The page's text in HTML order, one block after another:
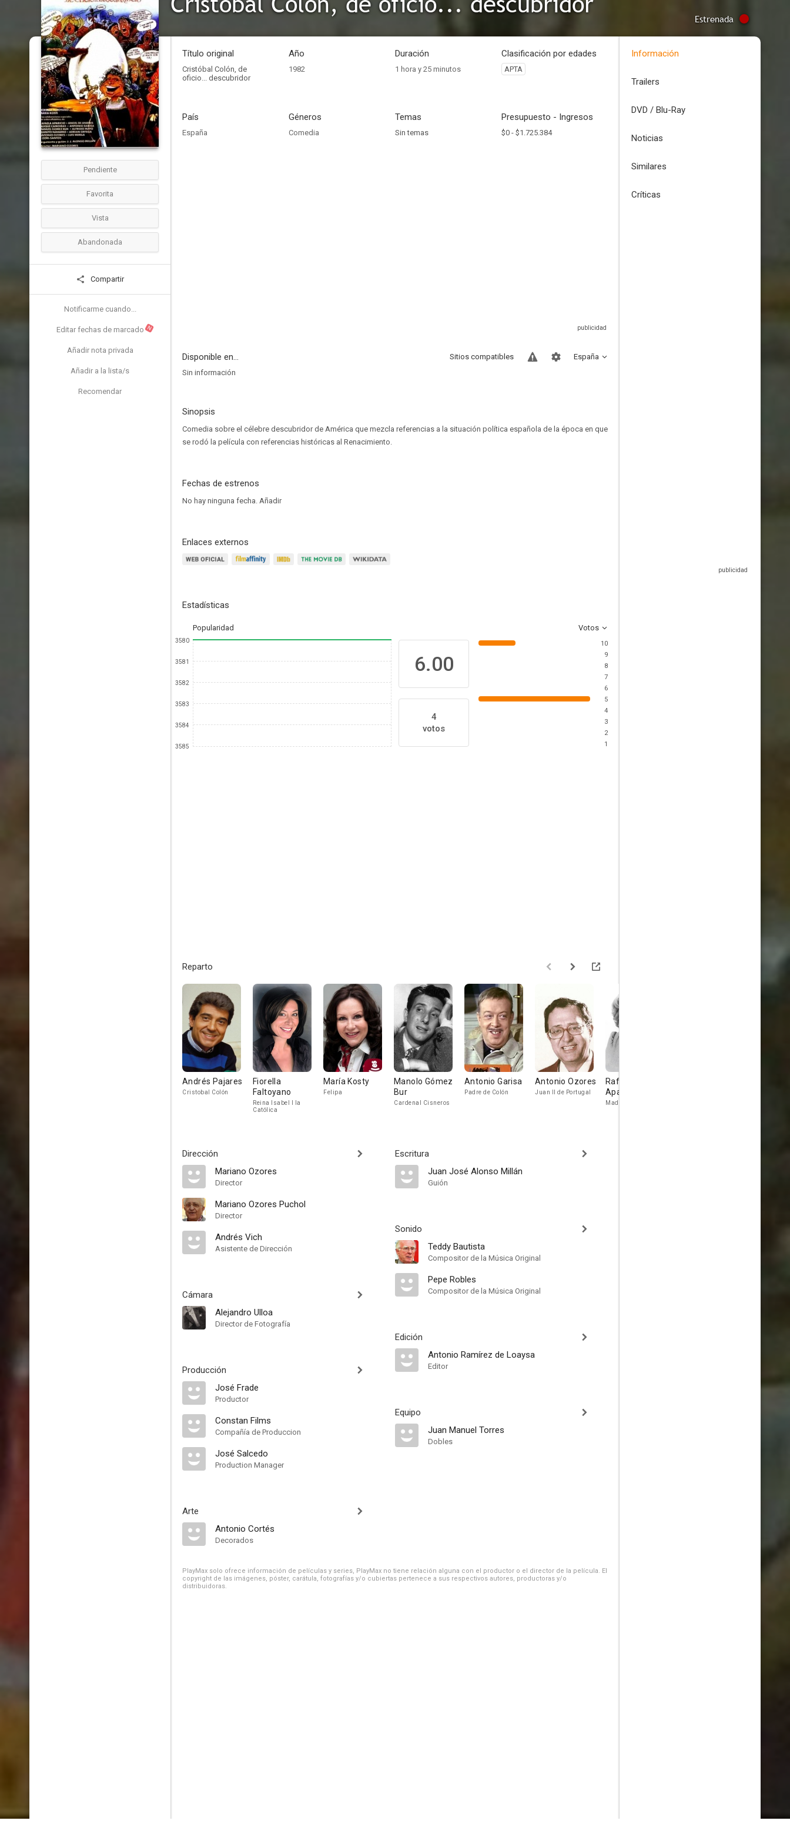
Estrenada
Pendiente
Favorita
Vista
Abandonada
Compartir
Notificarme cuando...
Editar fechas de marcado N
Añadir nota privada
Añadir a la lista/s
Recomendar
Título original
Cristóbal Colón, de
oficio... descubridor
Año
1982
Duración
1 hora y 25 minutos
Clasificación por edades
APTA
País
España
Géneros
Comedia
Temas
Sin temas
Presupuesto - Ingresos
$0 - $1.725.384
Disponible en... España
Sitios compatibles
Sin información
Sinopsis
Comedia sobre el célebre descubridor de América que mezcla referencias a la situación política española de la época en que
se rodó la película con referencias históricas al Renacimiento.
Fechas de estrenos
No hay ninguna fecha. Añadir
Enlaces externos
Estadísticas
Popularidad Votos
3580
3581
3582
3583
3584
3585
6.00
4
votos
10
9
8
7
6
5
4
3
2
1
Reparto
Andrés Pajares
Cristobal Colón
Fiorella
Faltoyano
Reina Isabel I la
Católica
María Kosty
Felipa
Manolo Gómez
Bur
Cardenal Cisneros
Antonio Garisa
Padre de Colón
Antonio Ozores
Juan II de Portugal
Rafaela
Aparicio
Madre de Boabdil
Dirección
Mariano Ozores
Director
Mariano Ozores Puchol
Director
Andrés Vich
Asistente de Dirección
Cámara
Alejandro Ulloa
Director de Fotografía
Producción
José Frade
Productor
Constan Films
Compañía de Produccion
José Salcedo
Production Manager
Arte
Antonio Cortés
Decorados
Escritura
Juan José Alonso Millán
Guión
Sonido
Teddy Bautista
Compositor de la Música Original
Pepe Robles
Compositor de la Música Original
Edición
Antonio Ramírez de Loaysa
Editor
Equipo
Juan Manuel Torres
Dobles
PlayMax solo ofrece información de películas y series, PlayMax no tiene relación alguna con el productor o el director de la película. El
copyright de las imágenes, póster, carátula, fotografías y/o cubiertas pertenece a sus respectivos autores, productoras y/o
distribuidoras.
Información
Trailers
DVD / Blu-Ray
Noticias
Similares
Críticas